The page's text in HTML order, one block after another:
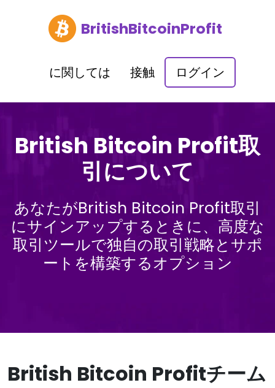
BritishBitcoinProfit
に関しては 接触 ログイン
British Bitcoin Profit取
引について
あなたがBritish Bitcoin Profit取引
にサインアップするときに、高度な
取引ツールで独自の取引戦略とサポ
ートを構築するオプション
British Bitcoin Profitチーム